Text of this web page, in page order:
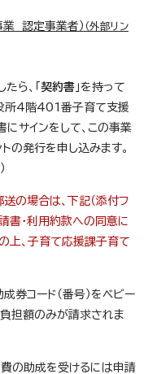
業 認定事業者） （外部リン
ら、「 契約書 」を持って
所4階401番子育て支援
サインをして、この事業
の発行を申し込みます。
送の場合は、下記（添付フ
書・利用約款への同意に
上、子育て応援課子育て
券コード（番号）をベビー
負担額のみが請求されま
費の助成を受けるには申請